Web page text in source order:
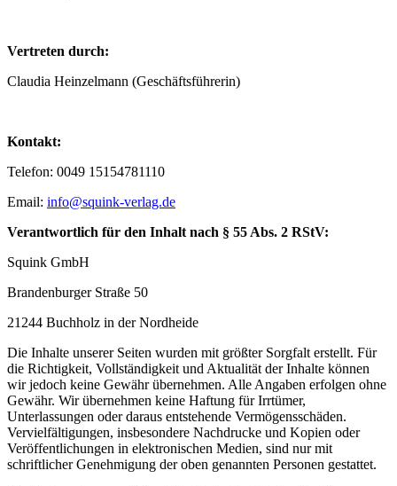
Vertreten durch:
Claudia Heinzelmann (Geschäftsführerin)
Kontakt:
Telefon: 0049 15154781110
Email: info@squink-verlag.de
Verantwortlich für den Inhalt nach § 55 Abs. 2 RStV:
Squink GmbH
Brandenburger Straße 50
21244 Buchholz in der Nordheide
Die Inhalte unserer Seiten wurden mit größter Sorgfalt erstellt. Für
die Richtigkeit, Vollständigkeit und Aktualität der Inhalte können
wir jedoch keine Gewähr übernehmen. Alle Angaben erfolgen ohne
Gewähr. Wir übernehmen keine Haftung für Irrtümer,
Unterlassungen oder daraus entstehende Vermögensschäden.
Vervielfältigungen, insbesondere Nachdrucke und Kopien oder
Veröffentlichungen in elektronischen Medien, sind nur mit
schriftlicher Genehmigung der oben genannten Personen gestattet.